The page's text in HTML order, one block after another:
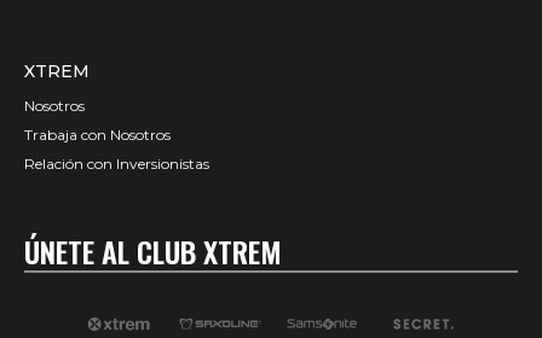
XTREM
Nosotros
Trabaja con Nosotros
Relación con Inversionistas
ÚNETE AL CLUB XTREM